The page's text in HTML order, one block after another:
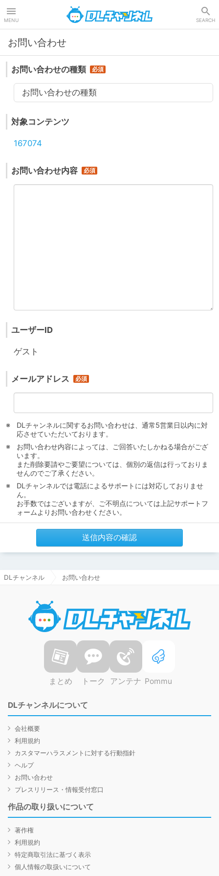
MENU SEARCH
お問い合わせ
お問い合わせの種類
お問い合わせの種類
対象コンテンツ
167074
お問い合わせ内容
ユーザーID
ゲスト
メールアドレス
DLチャンネルに関するお問い合わせは、通常5営業日以内に対
応させていただいております。
お問い合わせ内容によっては、ご回答いたしかねる場合がござ
います。
また削除要請やご要望については、個別の返信は行っておりま
せんのでご了承ください。
DLチャンネルでは電話によるサポートには対応しておりませ
ん。
お手数ではございますが、ご不明点については上記サポートフ
ォームよりお問い合わせください。
送信内容の確認
DLチャンネル お問い合わせ
まとめ トーク アンテナ Pommu
DLチャンネルについて
会社概要
利用規約
カスタマーハラスメントに対する行動指針
ヘルプ
お問い合わせ
プレスリリース・情報受付窓口
作品の取り扱いについて
著作権
利用規約
特定商取引法に基づく表示
個人情報の取扱いについて